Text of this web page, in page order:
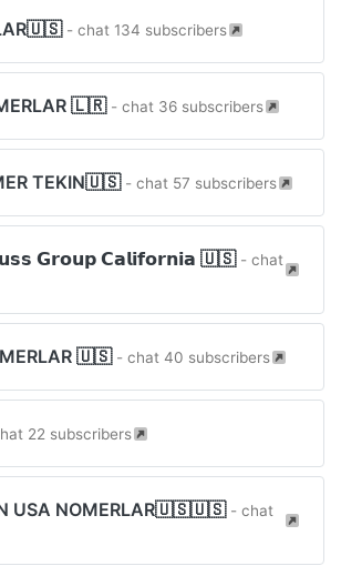
- chat 134 subscribers
🇱🇷 - chat 36 subscribers
TEKIN🇺🇸 - chat 57 subscribers
𝗚𝗿𝗼𝘂𝗽 𝗖𝗮𝗹𝗶𝗳𝗼𝗿𝗻𝗶𝗮 🇺🇸 - chat
🇺🇸 - chat 40 subscribers
22 subscribers
NOMERLAR🇺🇸🇺🇸 - chat